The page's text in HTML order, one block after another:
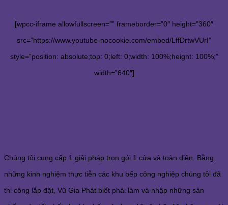
[wpcc-iframe allowfullscreen=”” frameborder=”0″ height=”360″
src=”https://www.youtube-nocookie.com/embed/LffDrtwVUrI”
style=”position: absolute;top: 0;left: 0;width: 100%;height: 100%;”
width=”640″]
Chúng tôi cung cấp 1 giải pháp trọn gói 1 cửa và toàn diện. Bằng
những kinh nghiệm thực tiễn các khu bếp công nghiệp chúng tôi đã
thi công lắp đặt, Vũ Gia Phát biết phải làm và nhập những sản